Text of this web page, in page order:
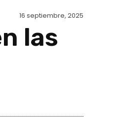
16 septiembre, 2025
las